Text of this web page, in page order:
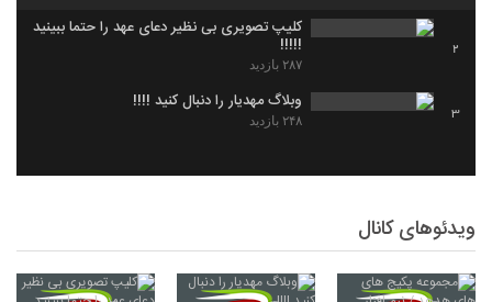
2
کلیپ تصویری بی نظیر دعای عهد را حتما ببینید
!!!!!
۲۸۷ بازدید
3
وبلاگ مهدیار را دنبال کنید !!!!
۲۴۸ بازدید
ویدئوهای کانال